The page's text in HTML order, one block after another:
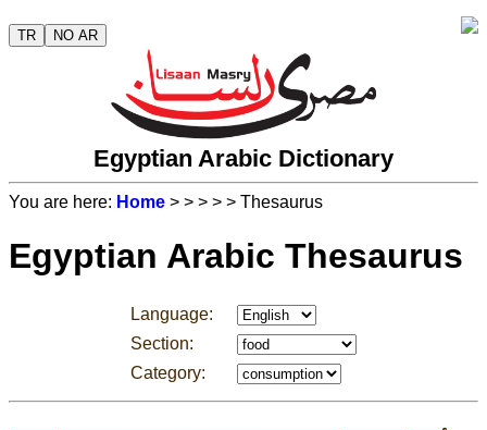
TR NO AR
Egyptian Arabic Dictionary
You are here: Home > > > > > Thesaurus
Egyptian Arabic Thesaurus
Language:
Section:
Category: